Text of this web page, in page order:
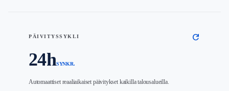
PÄIVITYSSYKLI refresh
24hSYNKR.
Automaattiset reaaliaikaiset päivitykset kaikilla talousalueilla.